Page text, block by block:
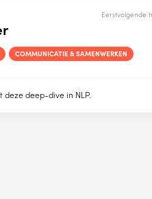
Eerstvolgende
COMMUNICATIE & SAMENWERKEN
deep-dive in NLP.